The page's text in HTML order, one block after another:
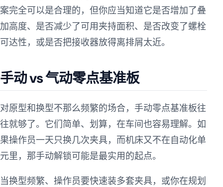
案完全可以是合理的，但你应当知道它是否增加了叠
加高度、是否减少了可用夹持面积、是否改变了螺栓
可达性，或是否把接收器放得离排屑太近。
手动 vs 气动零点基准板
对原型和换型不那么频繁的场合，手动零点基准板往
往就够了。它们简单、划算，在车间也容易理解。如
果操作员一天只换几次夹具，而机床又不在自动化单
元里，那手动解锁可能是最实用的起点。
当换型频繁、操作员要快速装多套夹具，或你在规划